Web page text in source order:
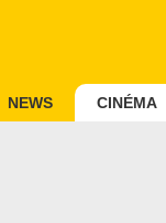
NEWS CINÉMA